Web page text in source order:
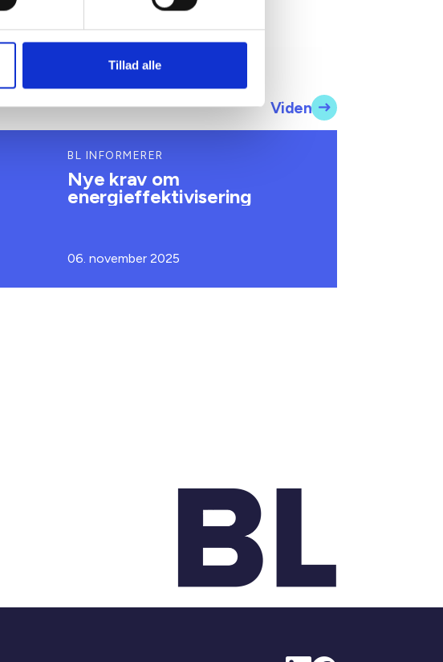
Tillad alle
Viden
BL INFORMERER
Nye krav om
energieffektivisering
06. november 2025